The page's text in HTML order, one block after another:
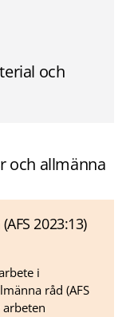
och
och allmänna
2023:13)
i
råd (AFS